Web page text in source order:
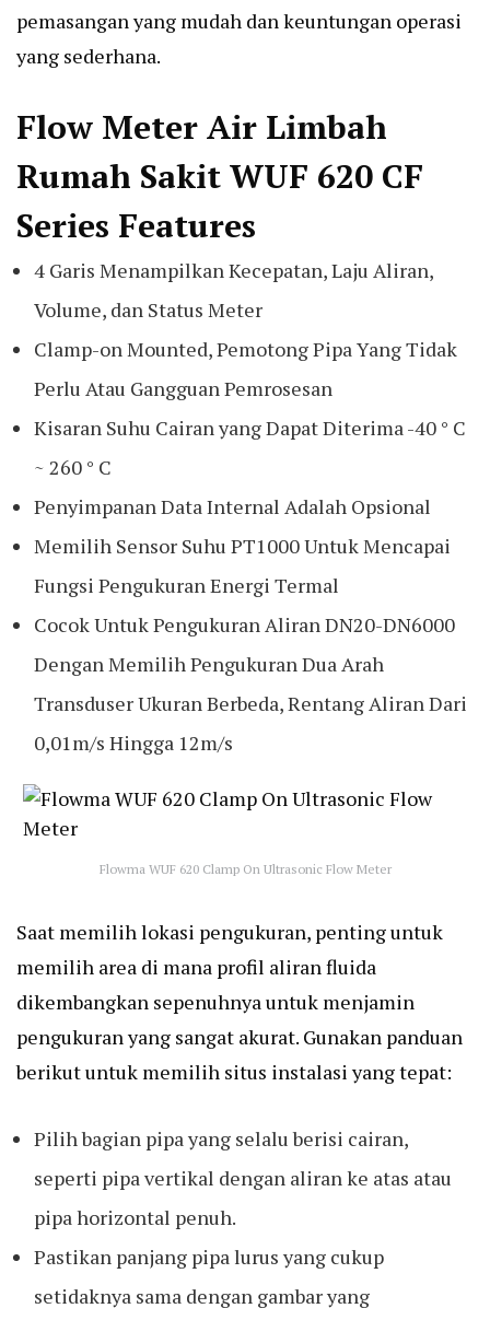
pemasangan yang mudah dan keuntungan operasi
yang sederhana.
Flow Meter Air Limbah
Rumah Sakit WUF 620 CF
Series Features
4 Garis Menampilkan Kecepatan, Laju Aliran,
Volume, dan Status Meter
Clamp-on Mounted, Pemotong Pipa Yang Tidak
Perlu Atau Gangguan Pemrosesan
Kisaran Suhu Cairan yang Dapat Diterima -40 ° C
~ 260 ° C
Penyimpanan Data Internal Adalah Opsional
Memilih Sensor Suhu PT1000 Untuk Mencapai
Fungsi Pengukuran Energi Termal
Cocok Untuk Pengukuran Aliran DN20-DN6000
Dengan Memilih Pengukuran Dua Arah
Transduser Ukuran Berbeda, Rentang Aliran Dari
0,01m/s Hingga 12m/s
Flowma WUF 620 Clamp On Ultrasonic Flow Meter
Saat memilih lokasi pengukuran, penting untuk
memilih area di mana profil aliran fluida
dikembangkan sepenuhnya untuk menjamin
pengukuran yang sangat akurat. Gunakan panduan
berikut untuk memilih situs instalasi yang tepat:
Pilih bagian pipa yang selalu berisi cairan,
seperti pipa vertikal dengan aliran ke atas atau
pipa horizontal penuh.
Pastikan panjang pipa lurus yang cukup
setidaknya sama dengan gambar yang